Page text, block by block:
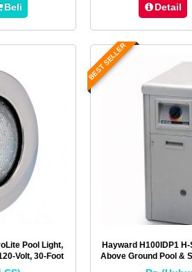
Beli Detail
Pool Light,
Volt, 30-Foot
BEST SELLER
Hayward H100IDP1
Above Ground Pool &
Low